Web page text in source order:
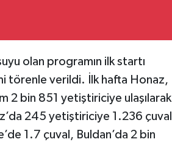
olan programın ilk startı
törenle verildi. İlk hafta Honaz,
2 bin 851 yetiştiriciye ulaşılarak
245 yetiştiriciye 1.236 çuval
1.7 çuval, Buldan’da 2 bin